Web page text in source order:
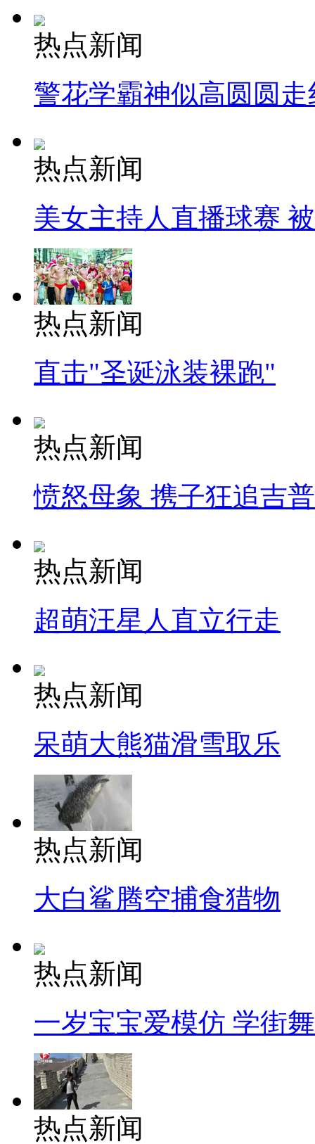
热点新闻
警花学霸神似高圆圆走
热点新闻
美女主持人直播球赛
热点新闻
直击"圣诞泳装裸跑"
热点新闻
愤怒母象 携子狂追吉
热点新闻
超萌汪星人直立行走
热点新闻
呆萌大熊猫滑雪取乐
热点新闻
大白鲨腾空捕食猎物
热点新闻
一岁宝宝爱模仿 学街
热点新闻